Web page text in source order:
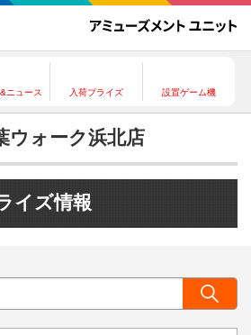
ニュース 入荷プライズ 設置ゲーム機
ウォーク浜北店
イズ情報